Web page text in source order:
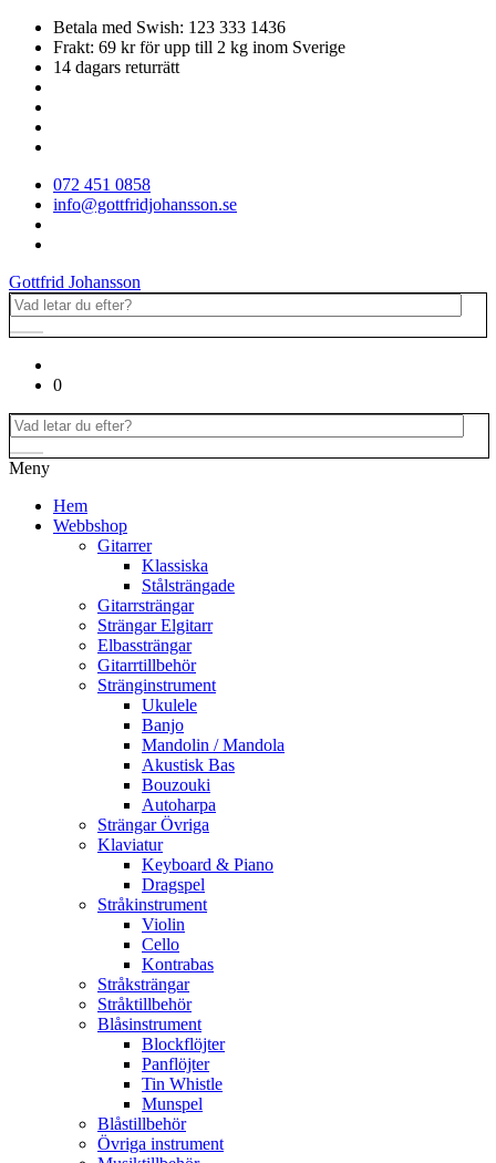
Betala med Swish: 123 333 1436
Frakt: 69 kr för upp till 2 kg inom Sverige
14 dagars returrätt
072 451 0858
info@gottfridjohansson.se
Gottfrid Johansson
0
Meny
Hem
Webbshop
Gitarrer
Klassiska
Stålsträngade
Gitarrsträngar
Strängar Elgitarr
Elbassträngar
Gitarrtillbehör
Stränginstrument
Ukulele
Banjo
Mandolin / Mandola
Akustisk Bas
Bouzouki
Autoharpa
Strängar Övriga
Klaviatur
Keyboard & Piano
Dragspel
Stråkinstrument
Violin
Cello
Kontrabas
Stråksträngar
Stråktillbehör
Blåsinstrument
Blockflöjter
Panflöjter
Tin Whistle
Munspel
Blåstillbehör
Övriga instrument